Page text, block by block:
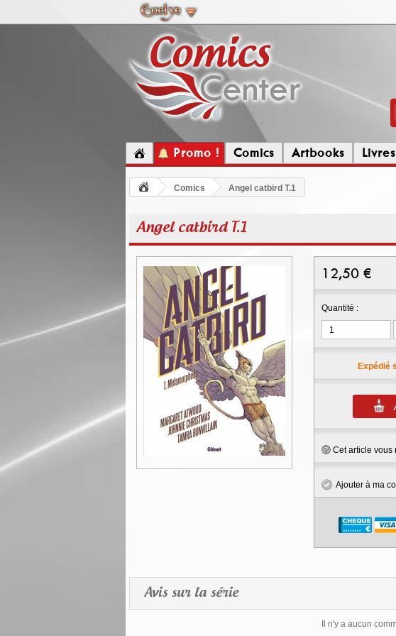
Promo ! Comics Artbooks Livres
Comics Angel catbird T.1
Angel catbird T.1
12,50 €
Quantité :
Expédié
Cet article vous
Ajouter à ma
Avis sur la série
Il n'y a aucun